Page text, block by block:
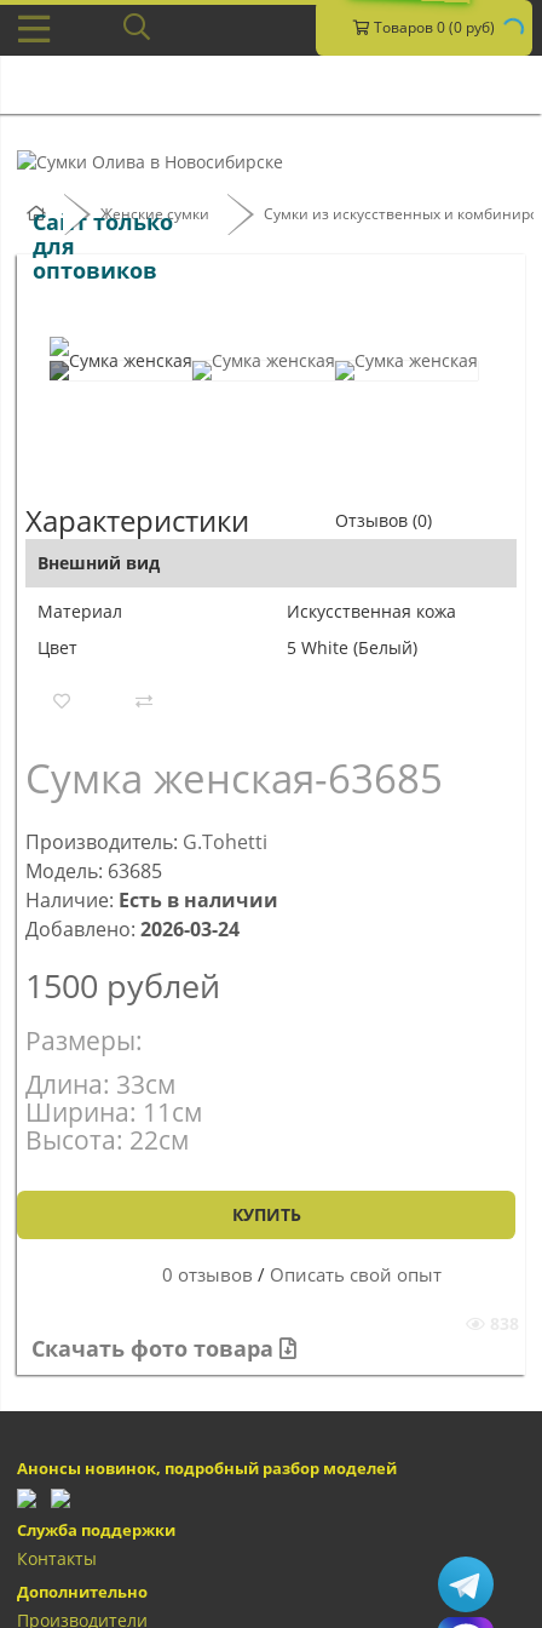
Товаров 0 (0 руб)
Сайт только
для
оптовиков
Женские сумки Сумки из искусственных и
Характеристики
Отзывов (0)
Внешний вид
Материал
Искусственная кожа
Цвет
5 White (Белый)
Сумка женская-63685
Производитель: G.Tohetti
Модель: 63685
Наличие: Есть в наличии
Добавлено: 2026-03-24
1500 рублей
Размеры:
Длина: 33см
Ширина: 11см
Высота: 22см
КУПИТЬ
0 отзывов / Описать свой опыт
Скачать фото товара
Анонсы новинок, подробный разбор моделей
Служба поддержки
Контакты
Дополнительно
Производители